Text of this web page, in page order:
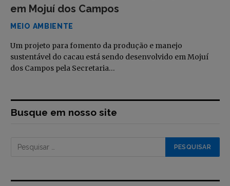
em Mojuí dos Campos
MEIO AMBIENTE
Um projeto para fomento da produção e manejo
sustentável do cacau está sendo desenvolvido em Mojuí
dos Campos pela Secretaria…
Busque em nosso site